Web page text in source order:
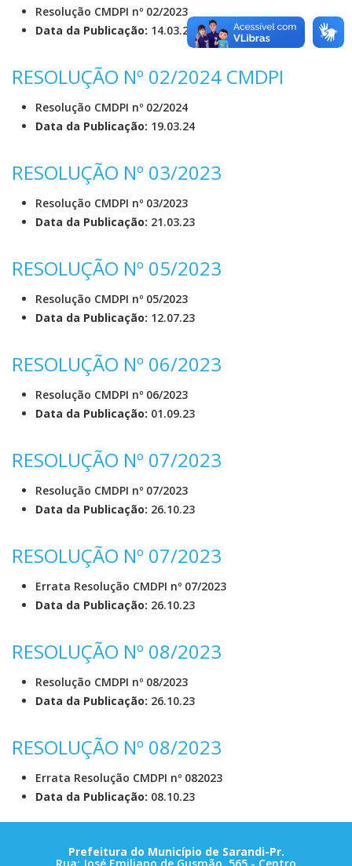
Resolução CMDPI nº 02/2023
Data da Publicação: 14.03.23
RESOLUÇÃO Nº 02/2024 CMDPI
Resolução CMDPI nº 02/2024
Data da Publicação: 19.03.24
RESOLUÇÃO Nº 03/2023
Resolução CMDPI nº 03/2023
Data da Publicação: 21.03.23
RESOLUÇÃO Nº 05/2023
Resolução CMDPI nº 05/2023
Data da Publicação: 12.07.23
RESOLUÇÃO Nº 06/2023
Resolução CMDPI nº 06/2023
Data da Publicação: 01.09.23
RESOLUÇÃO Nº 07/2023
Resolução CMDPI nº 07/2023
Data da Publicação: 26.10.23
RESOLUÇÃO Nº 07/2023
Errata Resolução CMDPI nº 07/2023
Data da Publicação: 26.10.23
RESOLUÇÃO Nº 08/2023
Resolução CMDPI nº 08/2023
Data da Publicação: 26.10.23
RESOLUÇÃO Nº 08/2023
Errata Resolução CMDPI nº 082023
Data da Publicação: 08.10.23
Prefeitura do Município de Sarandi-Pr.